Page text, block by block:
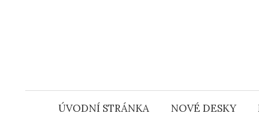
ÚVODNÍ STRÁNKA NOVÉ DESKY